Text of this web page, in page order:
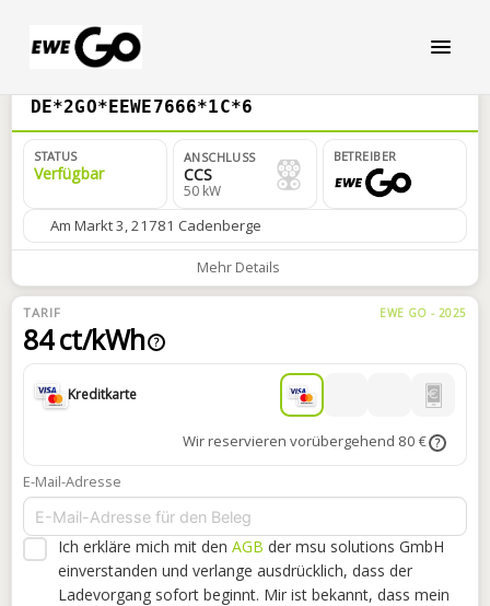
DE*2GO*EEWE7666*1C*6
STATUS
Verfügbar
ANSCHLUSS
CCS
50 kW
BETREIBER
Am Markt 3, 21781 Cadenberge
Mehr Details
TARIF EWE GO - 2025
84 ct/kWh ?
Kreditkarte
Wir reservieren vorübergehend 80 € ?
E-Mail-Adresse
Ich erkläre mich mit den AGB der msu solutions GmbH
einverstanden und verlange ausdrücklich, dass der
Ladevorgang sofort beginnt. Mir ist bekannt, dass mein